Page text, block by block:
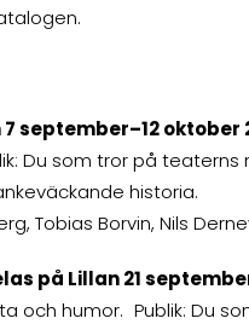
september–12 oktober
Du som tror på teaterns
historia.
Tobias Borvin, Nils
på Lillan 21
och humor. Publik: Du